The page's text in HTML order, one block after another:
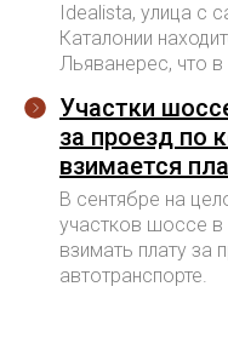
Idealista, улица с
Каталонии
Льяванерес, что
Участки
за проезд по
взимается
В сентябре на
участков шоссе в
взимать плату за
автотранспорте.
Юридическая информация
Политика